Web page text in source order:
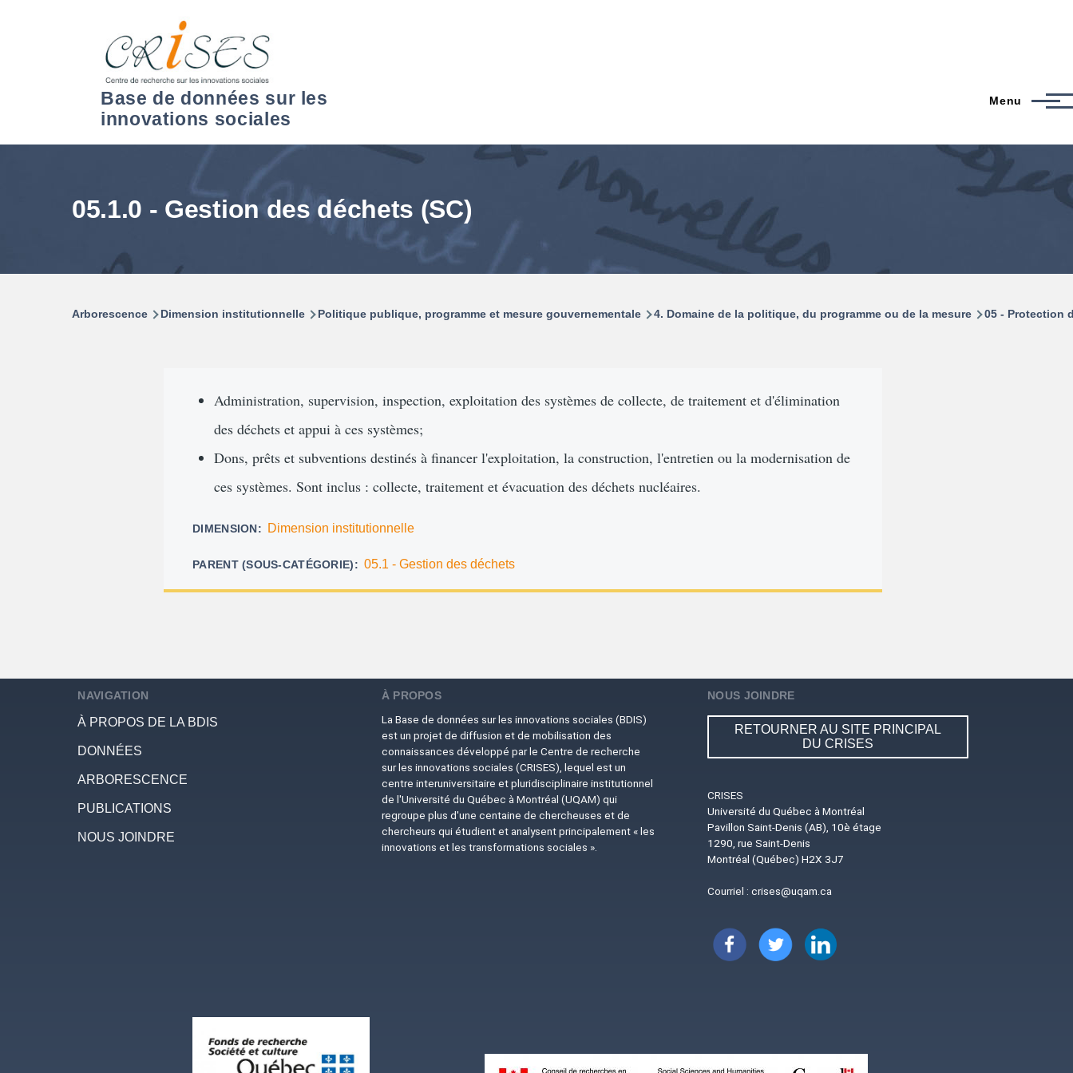
Base de données sur les
innovations sociales
Menu
05.1.0 - Gestion des déchets (SC)
Arborescence Dimension institutionnelle Politique publique, programme et mesure gouvernementale 4. Domaine de la politique, du programme ou de la mesure 05 - Protection
Administration, supervision, inspection, exploitation des systèmes de collecte, de traitement et d'élimination
des déchets et appui à ces systèmes;
Dons, prêts et subventions destinés à financer l'exploitation, la construction, l'entretien ou la modernisation de
ces systèmes. Sont inclus : collecte, traitement et évacuation des déchets nucléaires.
DIMENSION Dimension institutionnelle
PARENT (SOUS-CATÉGORIE) 05.1 - Gestion des déchets
NAVIGATION
À PROPOS DE LA BDIS
DONNÉES
ARBORESCENCE
PUBLICATIONS
NOUS JOINDRE
À PROPOS
La Base de données sur les innovations sociales (BDIS)
est un projet de diffusion et de mobilisation des
connaissances développé par le Centre de recherche
sur les innovations sociales (CRISES), lequel est un
centre interuniversitaire et pluridisciplinaire institutionnel
de l'Université du Québec à Montréal (UQAM) qui
regroupe plus d'une centaine de chercheuses et de
chercheurs qui étudient et analysent principalement « les
innovations et les transformations sociales ».
NOUS JOINDRE
RETOURNER AU SITE PRINCIPAL
DU CRISES
CRISES
Université du Québec à Montréal
Pavillon Saint-Denis (AB), 10è étage
1290, rue Saint-Denis
Montréal (Québec) H2X 3J7
Courriel :crises@uqam.ca
Image Image Image
Image